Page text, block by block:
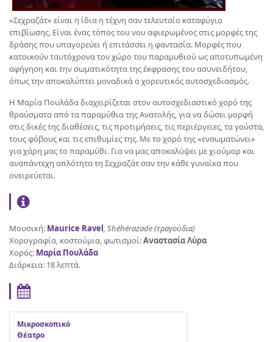
«Σεχραζάτ» είναι η ίδια η τέχνη σαν τελευταίο καταφύγιο
επιβίωσης. Είναι ένας τόπος του νου αφιερωμένος στις μορφές της
δράσης που υπαγορεύει ή επιτάσσει η φαντασία. Μορφές που
κατοικούν ταυτόχρονα τον χώρο του παραμυθιού ως αποτυπωμένη
αφήγηση και την σωματικότητα της έκφρασης του ασυνειδήτου,
όπως την αποκαλύπτει μοναδικά ο χορευτικός αυτοσχεδιασμός.
Η Μαρία Πουλάδα διαχειρίζεται στον αυτοσχεδιαστικό χορό της
θραύσματα από τα παραμύθια της Ανατολής, για να δώσει μορφή
στις δικές της διαθέσεις, τις προτιμήσεις, τις περιέργειες, τα γούστα,
τους φόβους και τις επιθυμίες της. Με το χορό της «ενσωματώνει»
για χάρη μας το παραμύθι. Για να μας αποκαλύψει με χιούμορ και
αναπάντεχη απλότητα τη Σεχραζάτ σαν την κάθε γυναίκα που
ονειρεύεται.
Μουσική: Maurice Ravel, Shéhérazade (τραγούδια)
Χορογραφία, κοστούμια, φωτισμοί:Αναστασία Λύρα
Χορός: Μαρία Πουλάδα
Διάρκεια: 18 λεπτά.
Μικροσκοπικό
Θέατρο